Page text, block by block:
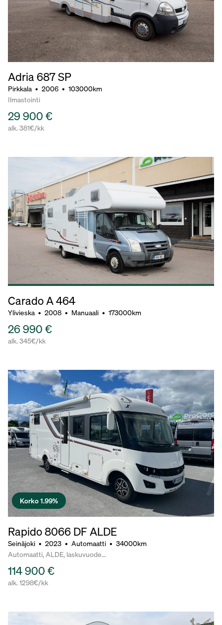
Adria 687 SP
Pirkkala • 2006 • 103000km
Ilmastointi
29 900 €
alk. 381€/kk
Carado A 464
Ylivieska • 2008 • Manuaali • 173000km
26 990 €
alk. 345€/kk
Korko 1.99%
Rapido 8066 DF ALDE
Seinäjoki • 2023 • Automaatti • 34000km
Automaatti, ALDE, laskuvuode...
114 900 €
alk. 1298€/kk